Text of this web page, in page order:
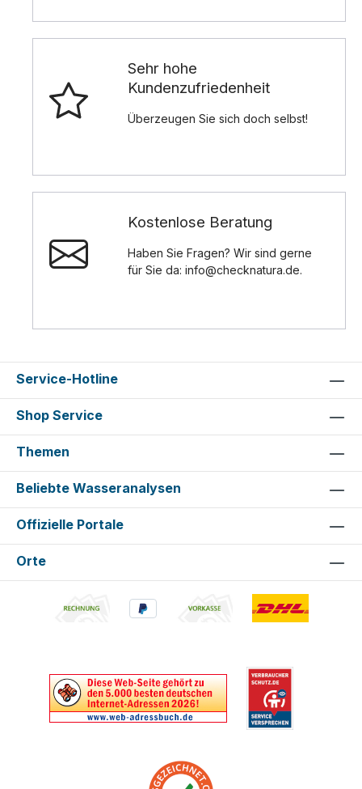
Sehr hohe
Kundenzufriedenheit
Überzeugen Sie sich doch selbst!
Kostenlose Beratung
Haben Sie Fragen? Wir sind gerne
für Sie da: info@checknatura.de.
Service-Hotline
Shop Service
Themen
Beliebte Wasseranalysen
Offizielle Portale
Orte